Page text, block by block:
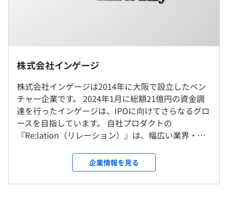
■完成したソースコードはすべてレビューを通した後にマ
ニアとも頻繁に討論しながら、最終的な機能を意識した快
す。
■エンジニア主催の勉強会を通して、知識やノウハウを共
有しながら、幅広い技術を学ぶことができます。
Re:lation 』：チームでメール・SNSといったお問い
合わせ窓口を一元管理し、リアルタイムに共有するシステ
就業場所の変更範囲
大阪オフィス
＜変更範囲＞
東京オフィス、会社の定める場所
受動喫煙防止措置に関する事項
9：00～18：00
※試用期間後から時差出勤可能
休憩時間：60分（※昼食時間は業務の都合により各々の
自主性に任せています）
平均残業時間：平均10-20時間／月
株式会社インゲージ
株式会社インゲージは2014年に大阪で設立したベン
チャー企業です。 2024年1月に総額21億円の資金調
達を行ったインゲージは、IPOに向けてさらなるグロ
ースを目指しています。 自社プロダクトの
『Re:lation（リレーション）』は、幅広い業界・規
増加しています。 導入社数の急増に伴いユースケー
スや要望も多様化しており、今まで以上に素早いプ
ロダクトの強化や新規プロダクトの開発が求められ
企業情報を見る